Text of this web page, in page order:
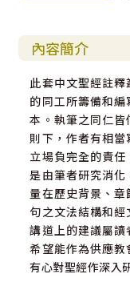
內容簡介
此套中文聖經註
的同工所籌備和
本。執筆之同仁
則下，作者有相
立場負完全的責
是由筆者研究消
量在歷史背景、
句之文法結構和
講道上的建議屬
希望能作為供應
有心對聖經作深入